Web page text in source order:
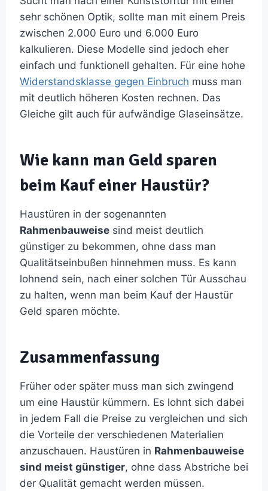
sehr schönen Optik, sollte man mit einem Preis
zwischen 2.000 Euro und 6.000 Euro
kalkulieren. Diese Modelle sind jedoch eher
einfach und funktionell gehalten. Für eine hohe
Widerstandsklasse gegen Einbruch muss man
mit deutlich höheren Kosten rechnen. Das
Gleiche gilt auch für aufwändige Glaseinsätze.
Wie kann man Geld sparen
beim Kauf einer Haustür?
Haustüren in der sogenannten
Rahmenbauweise sind meist deutlich
günstiger zu bekommen, ohne dass man
Qualitätseinbußen hinnehmen muss. Es kann
lohnend sein, nach einer solchen Tür Ausschau
zu halten, wenn man beim Kauf der Haustür
Geld sparen möchte.
Zusammenfassung
Früher oder später muss man sich zwingend
um eine Haustür kümmern. Es lohnt sich dabei
in jedem Fall die Preise zu vergleichen und sich
die Vorteile der verschiedenen Materialien
anzuschauen. Haustüren in Rahmenbauweise
sind meist günstiger, ohne dass Abstriche bei
der Qualität gemacht werden müssen.